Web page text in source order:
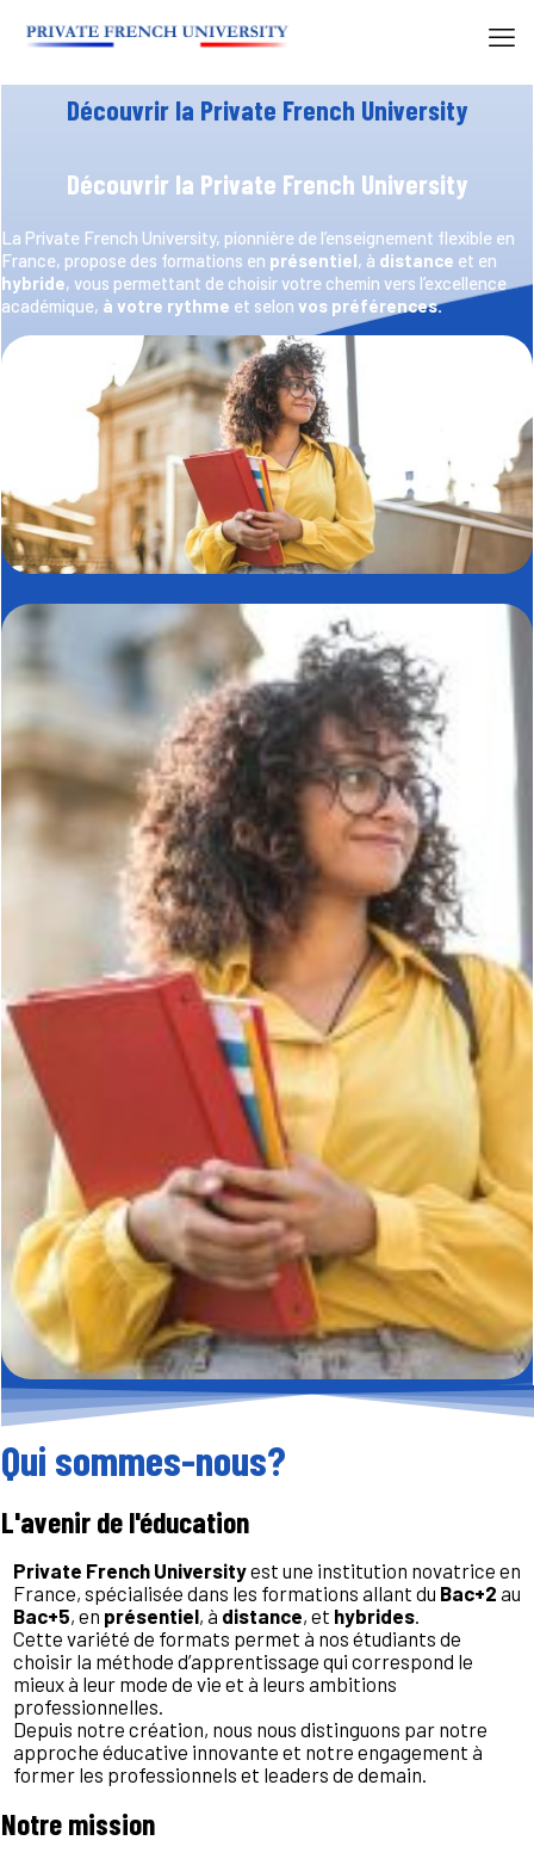
Découvrir la Private French University
Découvrir la Private French University
La Private French University, pionnière de l’enseignement flexible en
France, propose des formations en présentiel, à distance et en
hybride, vous permettant de choisir votre chemin vers l’excellence
académique, à votre rythme et selon vos préférences.
Qui sommes-nous?
L'avenir de l'éducation
Private French Universityest une institution novatrice en
France, spécialisée dans les formations allant du Bac+2 au
Bac+5, en présentiel, à distance, et hybrides.
Cette variété de formats permet à nos étudiants de
choisir la méthode d’apprentissage qui correspond le
mieux à leur mode de vie et à leurs ambitions
professionnelles.
Depuis notre création, nous nous distinguons par notre
approche éducative innovante et notre engagement à
former les professionnels et leaders de demain.
Notre mission